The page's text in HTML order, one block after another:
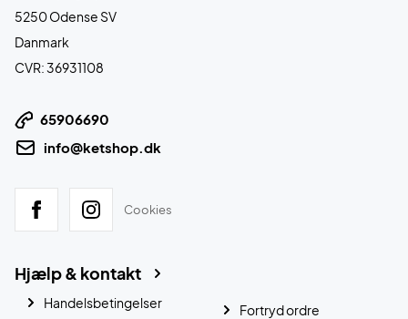
5250 Odense SV
Danmark
CVR: 36931108
65906690
info@ketshop.dk
Cookies
Hjælp & kontakt
Handelsbetingelser
Fortryd ordre